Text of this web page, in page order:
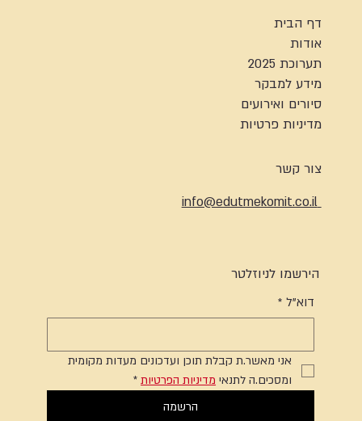
דף הבית
אודות
תערוכת 2025
מידע למבקר
סיורים ואירועים
מדיניות פרטיות
צור קשר
info@edutmekomit.co.il
הירשמו לניוזלטר
דוא"ל *
אני מאשר.ת קבלת תוכן ועדכונים מעדות מקומית
ומסכים.ה לתנאי מדיניות הפרטיות *
הרשמה